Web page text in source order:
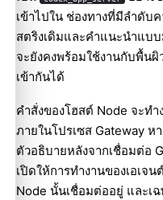
เข้าไปใน ช่องทางที่มีลำดั
สตริงเดิมและคำแนะนำแบ
จะยังคงพร้อมใช้งานกับพื้น
เข้ากันได้
คำสั่งของโฮสต์ Node จะท
ภายในโปรเซส Gateway ห
ตัวอธิบายหลังจากเชื่อมต่อ
เปิดให้การทำงานของเอเจ
Node นั้นเชื่อมต่ออยู่ และเฉ